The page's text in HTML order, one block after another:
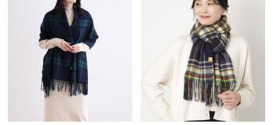
価格の低い
人気順
売上点数順